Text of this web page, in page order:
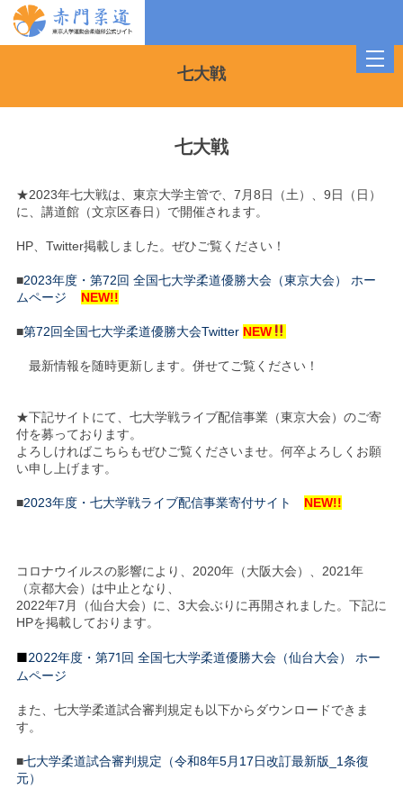
七大戦
七大戦
★2023年七大戦は、東京大学主管で、7月8日（土）、9日（日）
に、講道館（文京区春日）で開催されます。
HP、Twitter掲載しました。ぜひご覧ください！
■2023年度・第72回 全国七大学柔道優勝大会（東京大会） ホー
ムページ
NEW!!
■第72回全国七大学柔道優勝大会Twitter NEW
最新情報を随時更新します。併せてご覧ください！
★下記サイトにて、七大学戦ライブ配信事業（東京大会）のご寄
付を募っております。
よろしければこちらもぜひご覧くださいませ。何卒よろしくお願
い申し上げます。
■2023年度・七大学戦ライブ配信事業寄付サイト NEW!!
コロナウイルスの影響により、2020年（大阪大会）、2021年
（京都大会）は中止となり、
2022年7月（仙台大会）に、3大会ぶりに再開されました。下記に
HPを掲載しております。
■2022年度・第71回 全国七大学柔道優勝大会（仙台大会） ホー
ムページ
また、七大学柔道試合審判規定も以下からダウンロードできま
す。
■七大学柔道試合審判規定（令和8年5月17日改訂最新版_1条復
元）